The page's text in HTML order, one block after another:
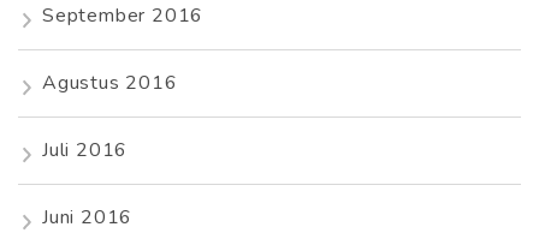
September 2016
Agustus 2016
Juli 2016
Juni 2016